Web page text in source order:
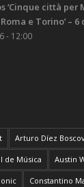
‘Cinque città per
e Torino’ –
- 12:00
Arturo Díez
de Música Austin
Constantino